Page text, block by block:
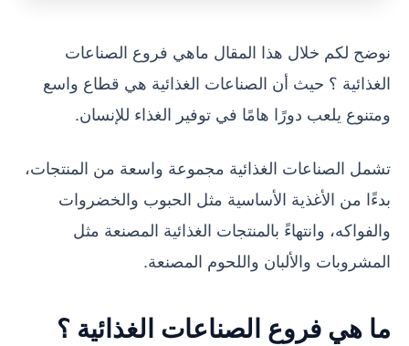
نوضح لكم خلال هذا المقال ماهي فروع الصناعات
الغذائية ؟ حيث أن الصناعات الغذائية هي قطاع واسع
ومتنوع يلعب دورًا هامًا في توفير الغذاء للإنسان.
تشمل الصناعات الغذائية مجموعة واسعة من المنتجات،
بدءًا من الأغذية الأساسية مثل الحبوب والخضروات
والفواكه، وانتهاءً بالمنتجات الغذائية المصنعة مثل
المشروبات والألبان واللحوم المصنعة.
ما هي فروع الصناعات الغذائية ؟